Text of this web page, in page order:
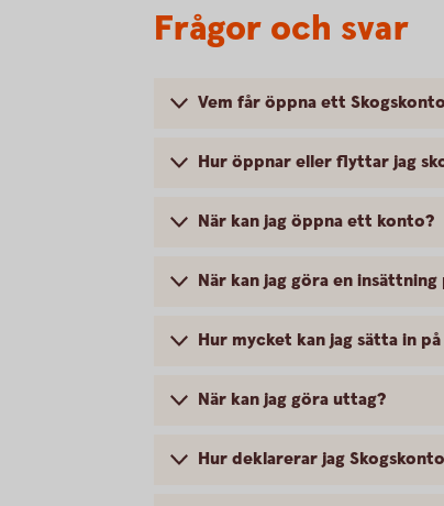
Frågor och svar
Vem får öppna ett
Hur öppnar eller flyttar jag
När kan jag öppna ett konto?
När kan jag göra en
Hur mycket kan jag sätta in
När kan jag göra uttag?
Hur deklarerar jag